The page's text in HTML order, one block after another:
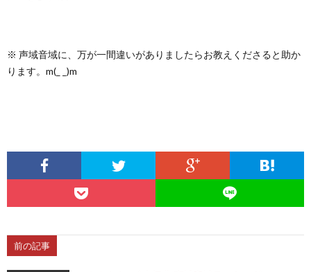
※ 声域音域に、万が一間違いがありましたらお教えくださると助か
ります。m(_ _)m
前の記事